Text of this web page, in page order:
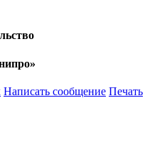
Написать сообщение Печать